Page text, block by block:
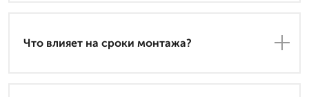
Что влияет на сроки монтажа?